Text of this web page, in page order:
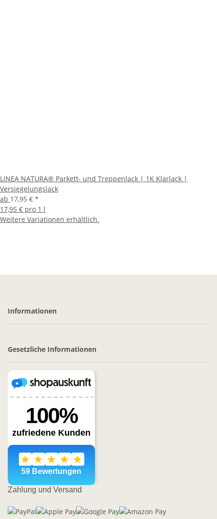
LINEA NATURA® Parkett- und Treppenlack | 1K Klarlack |
Versiegelungslack
ab 17,95 € *
17,95 € pro 1 l
Weitere Variationen erhältlich.
Informationen
Gesetzliche Informationen
Zahlung und Versand